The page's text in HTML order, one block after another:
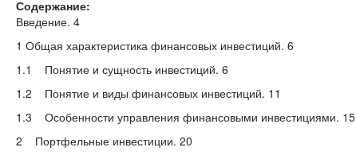
Содержание:
Введение. 4
1 Общая характеристика финансовых инвестиций. 6
1.1 Понятие и сущность инвестиций. 6
1.2 Понятие и виды финансовых инвестиций. 11
1.3 Особенности управления финансовыми инвестициями. 15
2 Портфельные инвестиции. 20